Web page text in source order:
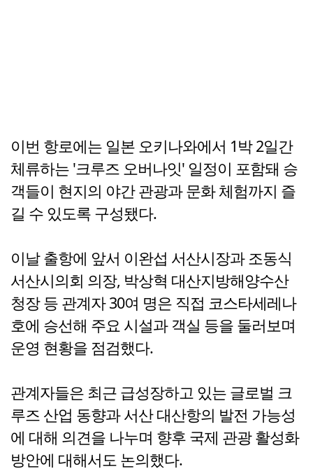
이번 항로에는 일본 오키나와에서 1박 2일간
체류하는 '크루즈 오버나잇' 일정이 포함돼 승
객들이 현지의 야간 관광과 문화 체험까지 즐
길 수 있도록 구성됐다.
이날 출항에 앞서 이완섭 서산시장과 조동식
서산시의회 의장, 박상혁 대산지방해양수산
청장 등 관계자 30여 명은 직접 코스타세레나
호에 승선해 주요 시설과 객실 등을 둘러보며
운영 현황을 점검했다.
관계자들은 최근 급성장하고 있는 글로벌 크
루즈 산업 동향과 서산 대산항의 발전 가능성
에 대해 의견을 나누며 향후 국제 관광 활성화
방안에 대해서도 논의했다.